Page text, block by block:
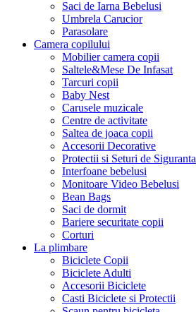
Saci de Iarna Bebelusi
Umbrela Carucior
Parasolare
Camera copilului
Mobilier camera copii
Saltele&Mese De Infasat
Tarcuri copii
Baby Nest
Carusele muzicale
Centre de activitate
Saltea de joaca copii
Accesorii Decorative
Protectii si Seturi de Siguranta
Interfoane bebelusi
Monitoare Video Bebelusi
Bean Bags
Saci de dormit
Bariere securitate copii
Corturi
La plimbare
Biciclete Copii
Biciclete Adulti
Accesorii Biciclete
Casti Biciclete si Protectii